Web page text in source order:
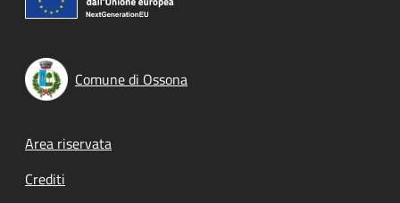
Comune di Ossona
Footer menu
Area riservata
Crediti